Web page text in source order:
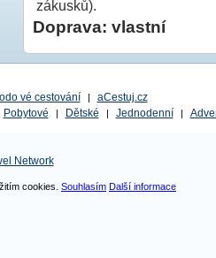
zákusků).
Doprava: vlastní
vé cestování |
aCestuj.cz
Pobytové | Dětské | Jednodenní |
Network
cookies. Souhlasím Další informace